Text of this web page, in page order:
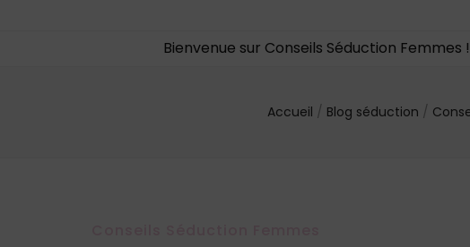
Bienvenue sur Conseils Séduction Femmes !
Accueil / Blog séduction /